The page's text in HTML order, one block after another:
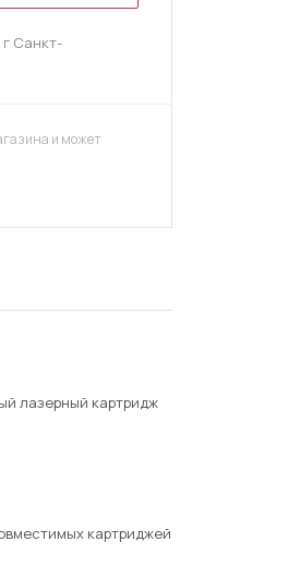
Санкт-
и может
лазерный картридж
картриджей